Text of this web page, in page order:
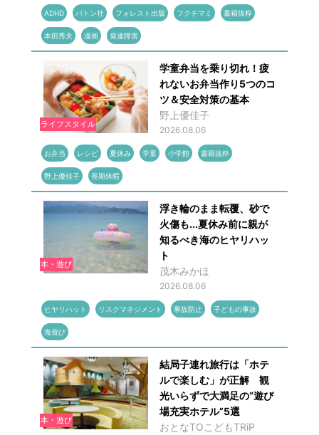
ADHD バトン社 フォレスト出版 フクチマミ 書籍抜粋
本田秀夫 漫画 発達障害
ライフスタイル
学童弁当を乗り切れ！疲
れないお弁当作り5つのコ
ツ＆安全対策の基本
野上優佳子
2026.08.06
お弁当 レシピ 夏休み 学童 小学館 書籍抜粋
野上優佳子 長期休暇
本・遊び
浮き輪のまま転覆、砂で
火傷も...夏休み前に親が
知るべき海のヒヤリハッ
ト
茂木みかほ
2026.08.06
ヒヤリハット リスクマネジメント 事故防止 子どもの事故
海遊び
本・遊び
結局子連れ旅行は「ホテ
ルで楽しむ」が正解 観
光いらずで大満足の“遊び
場充実ホテル”5選
おとなTOこどもTRiP